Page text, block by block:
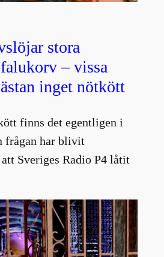
stora
– vissa
inget nötkött
finns det egentligen i
frågan har blivit
Sveriges Radio P4 låtit